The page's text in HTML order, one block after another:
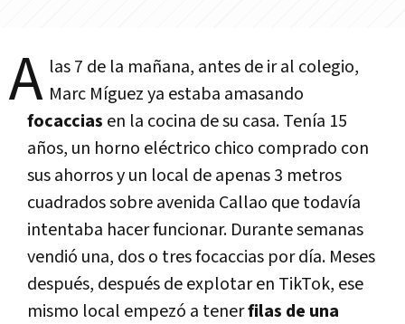
A las 7 de la mañana, antes de ir al colegio,
Marc Míguezya estaba amasando
focaccias en la cocina de su casa. Tenía 15
años, un horno eléctrico chico comprado con
sus ahorros y un local de apenas 3 metros
cuadrados sobre avenida Callao que todavía
intentaba hacer funcionar. Durante semanas
vendió una, dos o tres focaccias por día. Meses
después, después de explotar en TikTok, ese
mismo local empezó a tenerfilas de una